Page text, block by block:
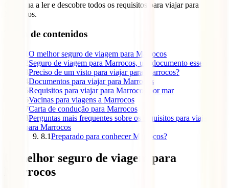
Continua a ler e descobre todos os requisitos para viajar para
Marrocos.
Tabla de contenidos
O melhor seguro de viagem para Marrocos
2Seguro de viagem para Marrocos, um documento essencial
3Preciso de um visto para viajar para Marrocos?
4Documentos para viajar para Marrocos
5Requisitos para viajar para Marrocos por mar
6Vacinas para viagens a Marrocos
7Carta de condução para Marrocos
8Perguntas mais frequentes sobre os requisitos para viajar
para Marrocos
8.1Preparado para conhecer Marrocos?
O melhor seguro de viagem para
Marrocos